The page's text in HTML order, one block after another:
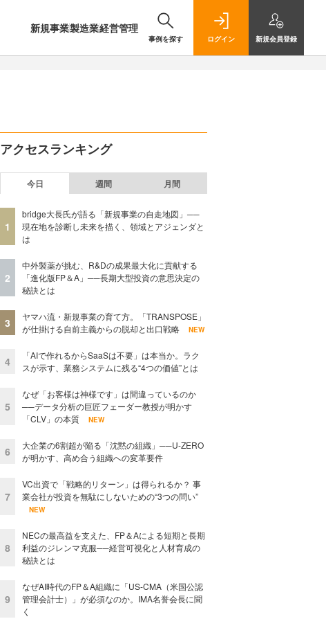
新規事業製造業経営管理
事例を探す ログイン 新規会員登録
アクセスランキング
今日 週間 月間
1
bridge大長氏が語る「新規事業の自走地図」──
現在地を診断し未来を描く、領域とアジェンダと
は
2
中外製薬が挑む、R&Dの成果最大化に貢献する
「進化版FP＆A」──長期大型投資の意思決定の
秘訣とは
3
ヤマハ流・新規事業の育て方。「TRANSPOSE」
が仕掛ける自前主義からの脱却と出口戦略
NEW
4
「AIで作れるからSaaSは不要」は本当か。ラク
スが示す、業務システムに残る“4つの価値”とは
5
なぜ「お客様は神様です」は間違っているのか
──データ分析の巨匠フェーダー教授が明かす
「CLV」の本質
NEW
6
大企業の6割超が陥る「沈黙の組織」──U-ZERO
が明かす、高め合う組織への変革要件
7
VC出資で「戦略的リターン」は得られるか？ 事
業会社が投資を無駄にしないための“3つの問い”
NEW
8
NECの最高益を支えた、FP＆Aによる短期と長期
利益のジレンマ克服──経営可視化と人材育成の
秘訣とは
9
なぜAI時代のFP＆A組織に「US-CMA（米国公認
管理会計士）」が必須なのか。IMA名誉会長に聞
く